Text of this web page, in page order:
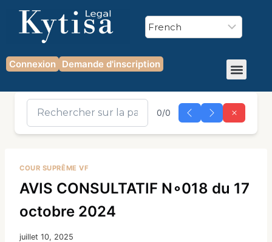
Connexion Demande d'inscription
0/0
COUR SUPRÊME VF
AVIS CONSULTATIF N∘018 du 17
octobre 2024
juillet 10, 2025